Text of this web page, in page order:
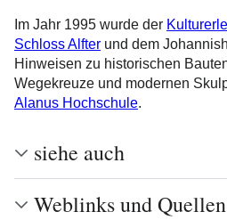
Im Jahr 1995 wurde der
Schloss Alfter und dem
Hinweisen zu historischen
Wegekreuze und modernen
Alanus Hochschule.
siehe auch
Weblinks und Quellen